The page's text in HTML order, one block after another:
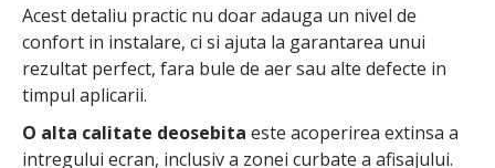
Acest detaliu practic nu doar adauga un nivel de
confort in instalare, ci si ajuta la garantarea unui
rezultat perfect, fara bule de aer sau alte defecte in
timpul aplicarii.
O alta calitate deosebita este acoperirea extinsa a
intregului ecran, inclusiv a zonei curbate a afisajului.